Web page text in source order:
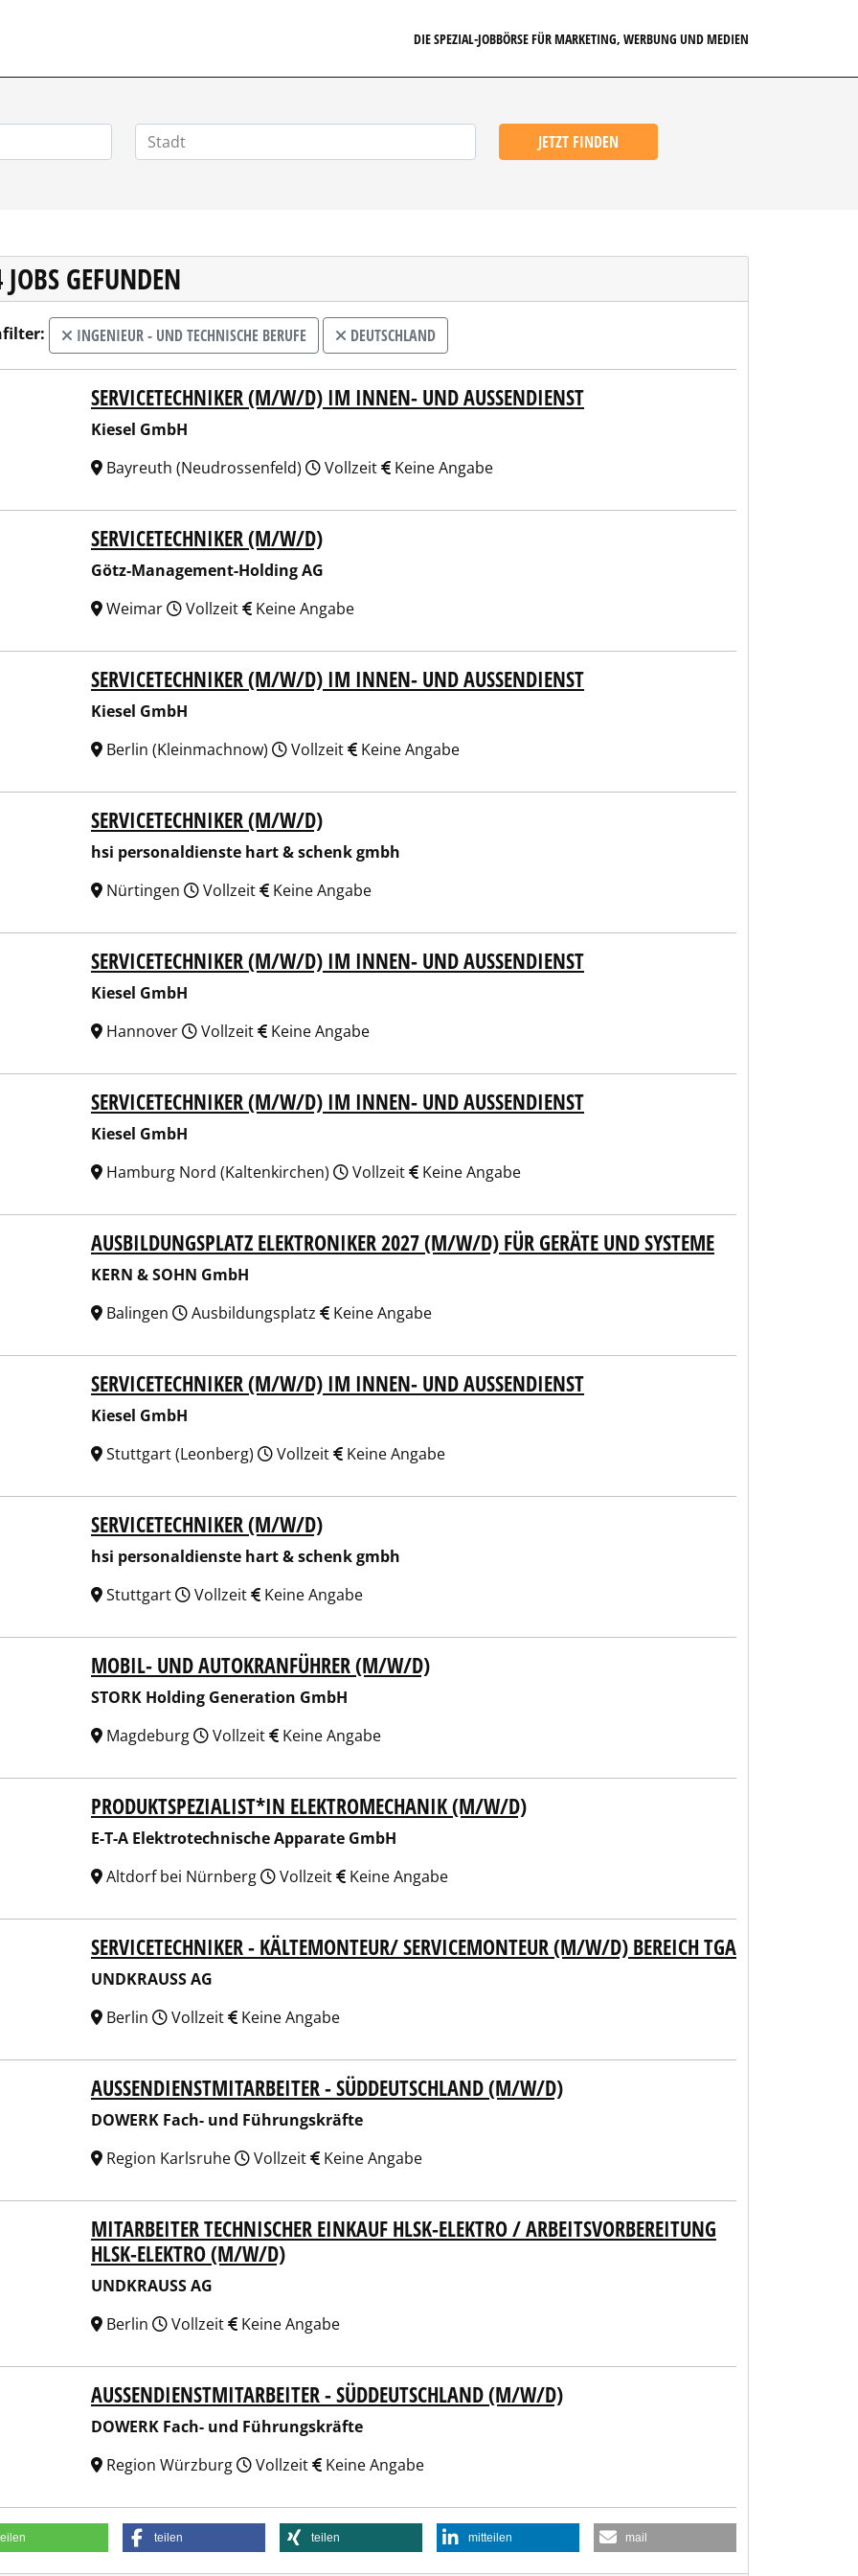
DIE SPEZIAL-JOBBÖRSE FÜR MARKETING, WERBUNG UND MEDIEN
JETZT FINDEN
GEFUNDEN
INGENIEUR - UND TECHNISCHE BERUFE DEUTSCHLAND
SERVICETECHNIKER (M/W/D) IM INNEN- UND AUSSENDIENST
Kiesel GmbH
Bayreuth (Neudrossenfeld)
Vollzeit Keine Angabe
Management-Holding AG
SERVICETECHNIKER (M/W/D)
Götz-Management-Holding AG
Weimar
Vollzeit Keine Angabe
SERVICETECHNIKER (M/W/D) IM INNEN- UND AUSSENDIENST
Kiesel GmbH
Berlin (Kleinmachnow)
Vollzeit Keine Angabe
hart & schenk gmbh
SERVICETECHNIKER (M/W/D)
hsi personaldienste hart & schenk gmbh
Nürtingen
Vollzeit Keine Angabe
SERVICETECHNIKER (M/W/D) IM INNEN- UND AUSSENDIENST
Kiesel GmbH
Hannover
Vollzeit Keine Angabe
SERVICETECHNIKER (M/W/D) IM INNEN- UND AUSSENDIENST
Kiesel GmbH
Hamburg Nord (Kaltenkirchen)
Vollzeit Keine Angabe
& SOHN GmbHAUSBILDUNGSPLATZ ELEKTRONIKER 2027 (M/W/D) FÜR GERÄTE UND SYSTEME
KERN & SOHN GmbH
Balingen
Ausbildungsplatz Keine Angabe
SERVICETECHNIKER (M/W/D) IM INNEN- UND AUSSENDIENST
Kiesel GmbH
Stuttgart (Leonberg)
Vollzeit Keine Angabe
hart & schenk gmbh
SERVICETECHNIKER (M/W/D)
hsi personaldienste hart & schenk gmbh
Stuttgart
Vollzeit Keine Angabe
Holding Generation GmbH
MOBIL- UND AUTOKRANFÜHRER (M/W/D)
STORK Holding Generation GmbH
Magdeburg
Vollzeit Keine Angabe
A Elektrotechnische Apparate GmbH
PRODUKTSPEZIALIST*IN ELEKTROMECHANIK (M/W/D)
E-T-A Elektrotechnische Apparate GmbH
Altdorf bei Nürnberg
Vollzeit Keine Angabe
SERVICETECHNIKER - KÄLTEMONTEUR/ SERVICEMONTEUR (M/W/D) BEREICH TGA
UNDKRAUSS AG
Berlin
Vollzeit Keine Angabe
Fach- und Führungskräfte
AUSSENDIENSTMITARBEITER - SÜDDEUTSCHLAND (M/W/D)
DOWERK Fach- und Führungskräfte
Region Karlsruhe
Vollzeit Keine Angabe
MITARBEITER TECHNISCHER EINKAUF HLSK-ELEKTRO / ARBEITSVORBEREITUNG
HLSK-ELEKTRO (M/W/D)
UNDKRAUSS AG
Berlin
Vollzeit Keine Angabe
Fach- und Führungskräfte
AUSSENDIENSTMITARBEITER - SÜDDEUTSCHLAND (M/W/D)
DOWERK Fach- und Führungskräfte
Region Würzburg
Vollzeit Keine Angabe
teilen teilen mitteilen mail